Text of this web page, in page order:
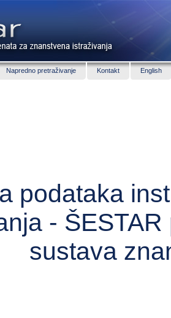
Napredno pretraživanje Kontakt English
podataka
-
sustava